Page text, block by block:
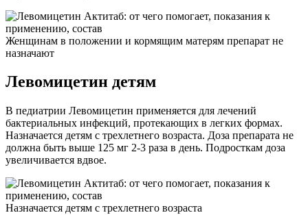
Женщинам в положении и кормящим матерям препарат не
назначают
Левомицетин детям
В педиатрии Левомицетин применяется для лечений
бактериальных инфекций, протекающих в легких формах.
Назначается детям с трехлетнего возраста. Доза препарата не
должна быть выше 125 мг 2-3 раза в день. Подросткам доза
увеличивается вдвое.
Назначается детям с трехлетнего возраста